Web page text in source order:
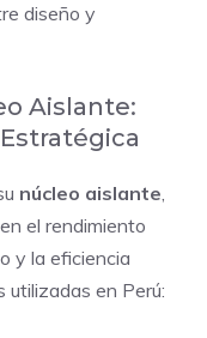
diseño y
Aislante:
núcleo aislante,
el rendimiento
y la eficiencia
utilizadas en Perú: